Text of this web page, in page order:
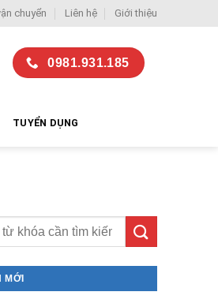
chuyển Liên hệ Giới thiệu
0981.931.185
TUYỂN DỤNG
MỚI